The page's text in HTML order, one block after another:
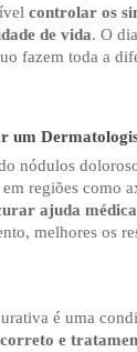
controlar os
de vida. O
fazem toda a
um
nódulos
regiões como
ajuda médica
melhores os
é uma
e